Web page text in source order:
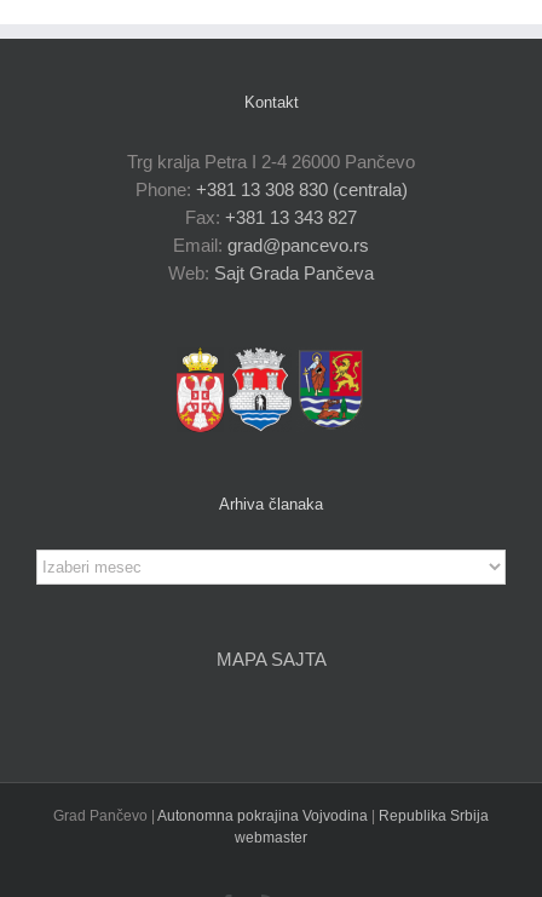
Kontakt
Trg kralja Petra I 2-4 26000 Pančevo
Phone: +381 13 308 830 (centrala)
Fax: +381 13 343 827
Email: grad@pancevo.rs
Web: Sajt Grada Pančeva
Arhiva članaka
Arhiva
članaka
MAPA SAJTA
Grad Pančevo | Autonomna pokrajina Vojvodina | Republika Srbija
webmaster